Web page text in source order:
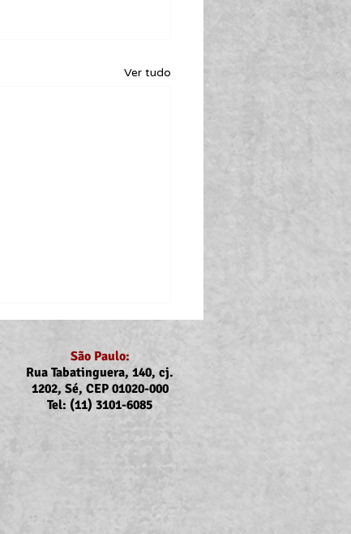
Ver tudo
Atualização do valor
Creche-Escola e a
São Paulo:
Rua Tabatinguera, 140, cj.
1202, Sé, CEP 01020-000
Tel: (11) 3101-6085